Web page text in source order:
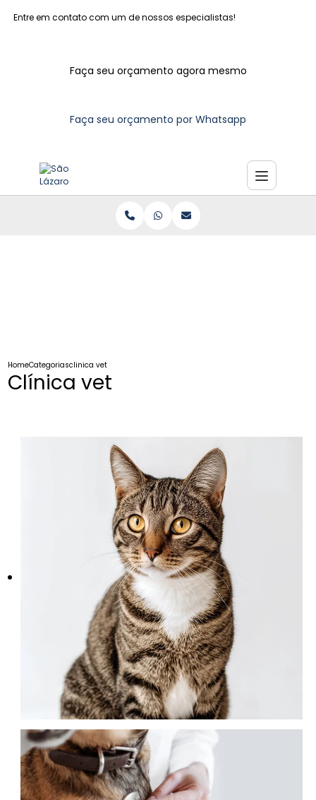
Entre em contato com um de nossos especialistas!
Faça seu orçamento agora mesmo
Faça seu orçamento por Whatsapp
HomeCategoriasclinica vet
Clínica vet